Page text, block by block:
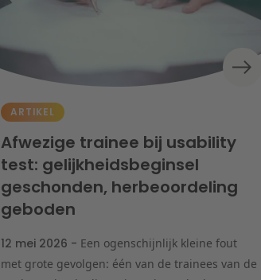
ARTIKEL
Afwezige trainee bij usability
test: gelijkheidsbeginsel
geschonden, herbeoordeling
geboden
12 mei 2026 - Een ogenschijnlijk kleine fout
met grote gevolgen: één van de trainees van de